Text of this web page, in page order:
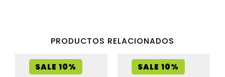
PRODUCTOS RELACIONADOS
SALE 10% SALE 10%